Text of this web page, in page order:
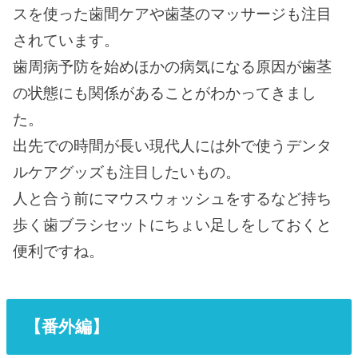
スを使った歯間ケアや歯茎のマッサージも注目
されています。
歯周病予防を始めほかの病気になる原因が歯茎
の状態にも関係があることがわかってきまし
た。
出先での時間が長い現代人には外で使うデンタ
ルケアグッズも注目したいもの。
人と合う前にマウスウォッシュをするなど持ち
歩く歯ブラシセットにちょい足しをしておくと
便利ですね。
【番外編】